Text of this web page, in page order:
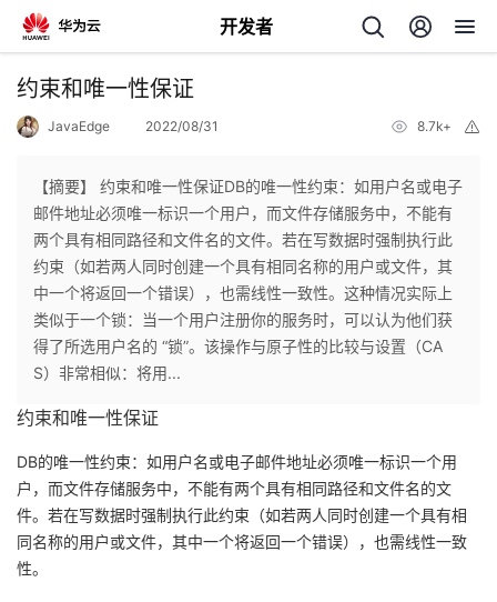
开发者
返
个
人
主
页
我
的
开
发
者
我
的
开
发
我
的
Programs
我
的
约束和唯一性保证
JavaEdge 2022/08/31 8.7k+
【摘要】 约束和唯一性保证DB的唯一性约束：如用户名或电子
邮件地址必须唯一标识一个用户，而文件存储服务中，不能有
两个具有相同路径和文件名的文件。若在写数据时强制执行此
约束（如若两人同时创建一个具有相同名称的用户或文件，其
中一个将返回一个错误），也需线性一致性。这种情况实际上
类似于一个锁：当一个用户注册你的服务时，可以认为他们获
得了所选用户名的 “锁”。该操作与原子性的比较与设置（CA
S）非常相似：将用...
约束和唯一性保证
DB的唯一性约束：如用户名或电子邮件地址必须唯一标识一个用
户，而文件存储服务中，不能有两个具有相同路径和文件名的文
件。若在写数据时强制执行此约束（如若两人同时创建一个具有相
同名称的用户或文件，其中一个将返回一个错误），也需线性一致
性。